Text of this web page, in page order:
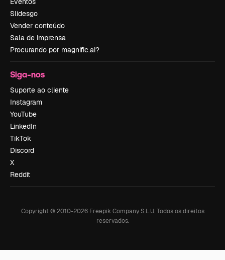
Slidesgo
Vender conteúdo
Sala de imprensa
Procurando por magnific.ai?
Siga-nos
Suporte ao cliente
Instagram
YouTube
LinkedIn
TikTok
Discord
X
Reddit
Copyright © 2010-2026Freepik Company S.L.U. Todos os direitos
reservados.